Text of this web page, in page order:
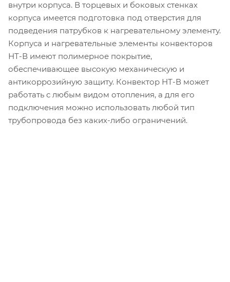
внутри корпуса. В торцевых и боковых стенках
корпуса имеется подготовка под отверстия для
подведения патрубков к нагревательному элементу.
Корпуса и нагревательные элементы конвекторов
НТ-В имеют полимерное покрытие,
обеспечивающее высокую механическую и
антикоррозийную защиту. Конвектор НТ-В может
работать с любым видом отопления, а для его
подключения можно использовать любой тип
трубопровода без каких-либо ограничений.